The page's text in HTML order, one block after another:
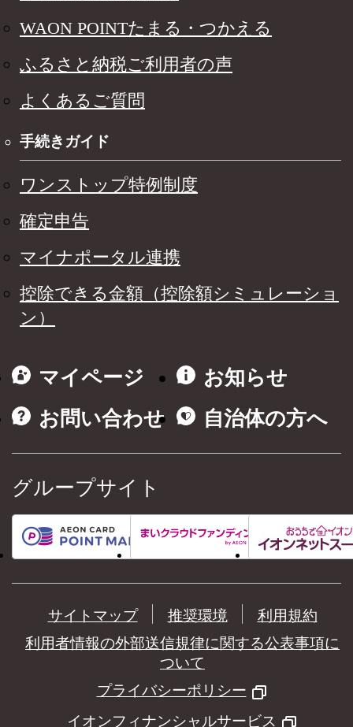
WAON POINTたまる・つかえる
ふるさと納税ご利用者の声
よくあるご質問
手続きガイド
ワンストップ特例制度
確定申告
マイナポータル連携
控除できる金額（控除額シミュレーショ
ン）
マイページ
お知らせ
お問い合わせ
自治体の方へ
グループサイト
サイトマップ 推奨環境
利用規約
利用者情報の外部送信規律に関する公表事項に
ついて
プライバシーポリシー
イオンフィナンシャルサービス